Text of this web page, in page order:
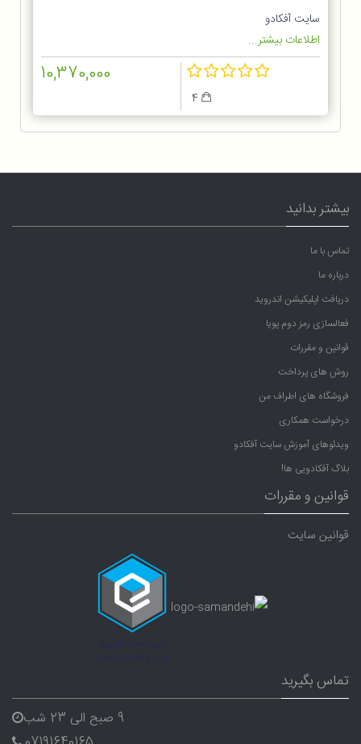
سایت آفکادو
اطلاعات بیشتر...
10,370,000
بیشتر بدانید
تماس با ما
درباره ما
دریافت اپلیکیشن اندروید
فعالسازی رمز دوم پویا
قوانین و مقررات
روش های پرداخت
فروشگاه های اطراف من
درخواست همکاری
ویدئوهای آموزش سایت آفکادو
بلاگ آفکادویی ها!
قوانین و مقررات
قوانین سایت
تماس بگیرید
9 صبح الی 23 شب